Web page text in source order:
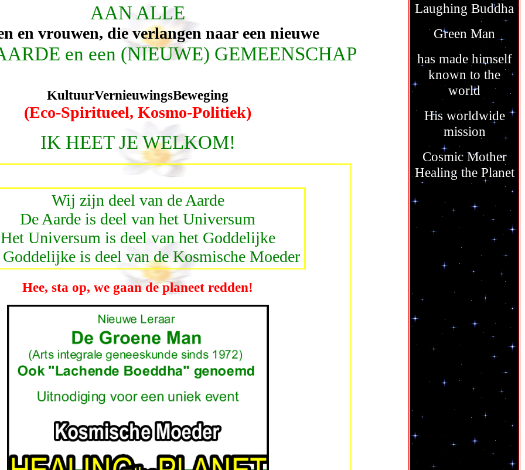
AAN ALLE
en vrouwen, die verlangen naar een nieuwe
en een (NIEUWE) GEMEENSCHAP
KultuurVernieuwingsBeweging
(Eco-Spiritueel, Kosmo-Politiek)
IK HEET JE WELKOM!
Wij zijn deel van de Aarde
De Aarde is deel van het Universum
Het Universum is deel van het Goddelijke
is deel van de Kosmische Moeder
Hee, sta op, we gaan de planeet redden!
Laughing Buddha
Green Man
has made himself
known to the
world
His worldwide
mission
Cosmic Mother
Healing the Planet